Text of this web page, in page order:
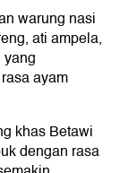
warung nasi
ati ampela,
ayam
khas Betawi
dengan rasa